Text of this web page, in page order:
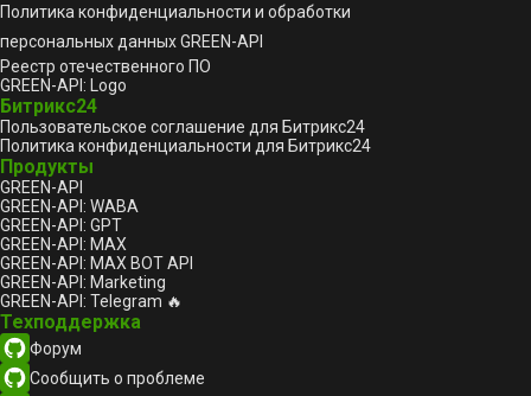
Политика конфиденциальности и обработки
персональных данных GREEN-API
Реестр отечественного ПО
GREEN-API: Logo
Битрикс24
Пользовательское соглашение для Битрикс24
Политика конфиденциальности для Битрикс24
Продукты
GREEN-API
GREEN-API: WABA
GREEN-API: GPT
GREEN-API: MAX
GREEN-API: MAX BOT API
GREEN-API: Marketing
GREEN-API: Telegram 🔥
Техподдержка
Форум
Сообщить о проблеме